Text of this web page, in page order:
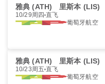
雅典 (ATH) 里斯本 (LIS)
10/29周四 直飞
葡萄牙航空
雅典 (ATH) 里斯本 (LIS)
10/23周五 直飞
葡萄牙航空